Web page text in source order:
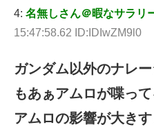
4: 名無しさん＠暇なサラリ
15:47:58.62 ID:IDIwZM9l0
ガンダム以外のナレ
もあぁアムロが喋っ
アムロの影響が大き